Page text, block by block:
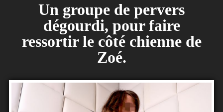
Un groupe de pervers
dégourdi, pour faire
ressortir le côté chienne de
Zoé.